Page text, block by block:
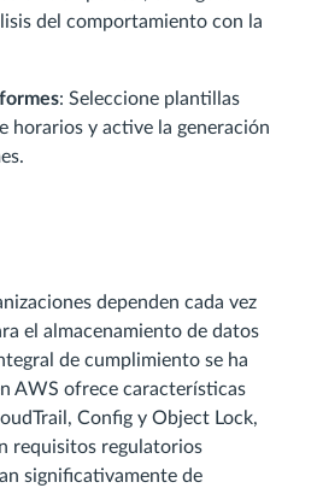
del comportamiento con la
: Seleccione plantillas
horarios y active la generación
dependen cada vez
el almacenamiento de datos
de cumplimiento se ha
AWS ofrece características
Config y Object Lock,
requisitos regulatorios
significativamente de